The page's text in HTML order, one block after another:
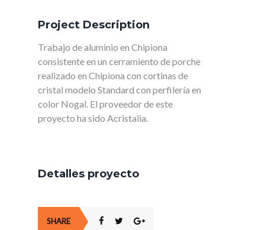
Project Description
Trabajo de aluminio en Chipiona
consistente en un cerramiento de porche
realizado en Chipiona con cortinas de
cristal modelo Standard con perfilería en
color Nogal. El proveedor de este
proyecto ha sido Acristalia.
Detalles proyecto
SHARE